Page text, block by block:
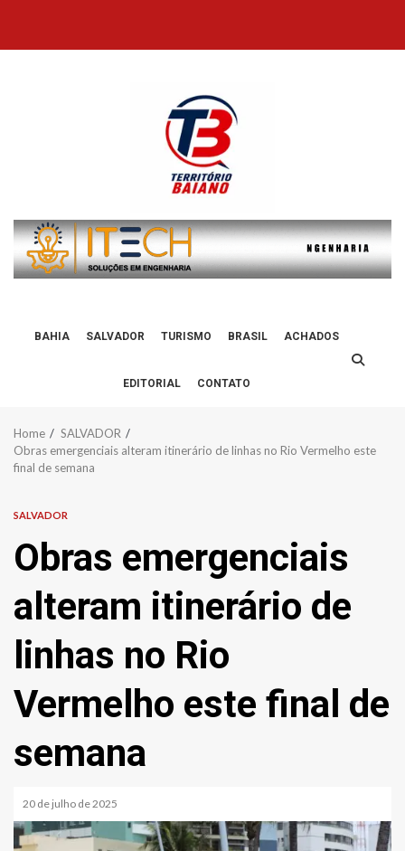
content
BAHIA SALVADOR TURISMO BRASIL ACHADOS
EDITORIAL CONTATO
Home
SALVADOR
Obras emergenciais alteram itinerário de linhas no Rio Vermelho este
final de semana
SALVADOR
Obras emergenciais
alteram itinerário de
linhas no Rio
Vermelho este final de
semana
20 de julho de 2025